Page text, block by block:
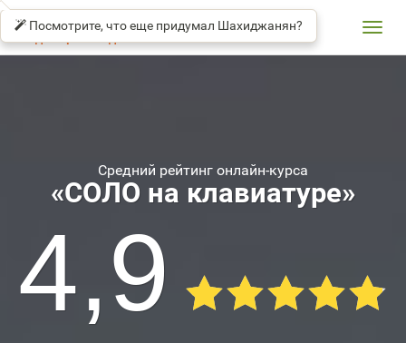
SOLO TUTOR
Средний рейтинг онлайн-курса
«СОЛО на клавиатуре»
4,9
Посмотрите, что еще придумал Шахиджанян?